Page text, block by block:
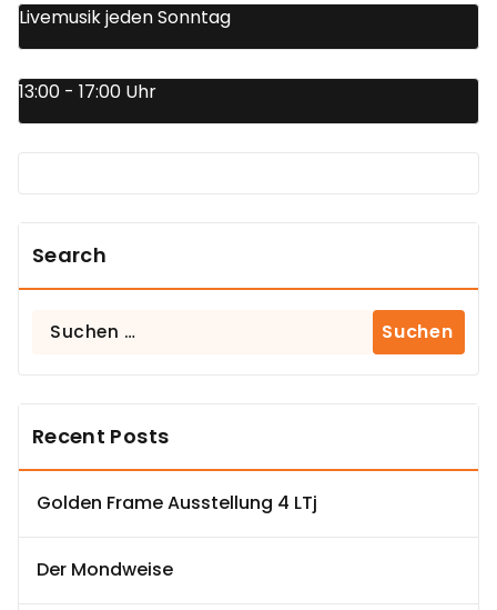
Livemusik jeden Sonntag
13:00 - 17:00 Uhr
Search
Suchen
Recent Posts
Golden Frame Ausstellung 4 LTj
Der Mondweise